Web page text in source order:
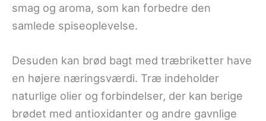
smag og aroma, som kan forbedre den
samlede spiseoplevelse.
Desuden kan brød bagt med træbriketter have
en højere næringsværdi. Træ indeholder
naturlige olier og forbindelser, der kan berige
brødet med antioxidanter og andre gavnlige